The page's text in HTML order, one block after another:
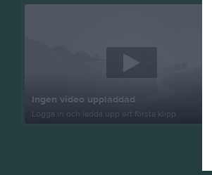
Ingen video uppladdad
Logga in och ladda upp ert första klipp